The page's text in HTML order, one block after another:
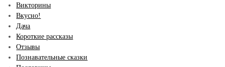
Викторины
Вкусно!
Дача
Короткие рассказы
Отзывы
Познавательные сказки